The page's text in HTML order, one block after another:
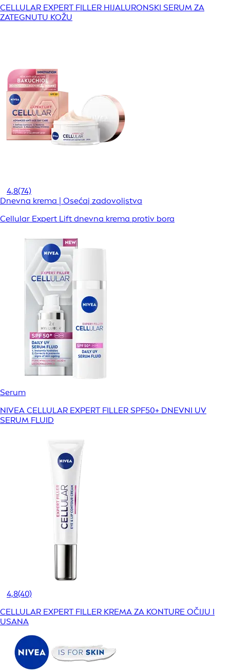
CELLULAR EXPERT FILLER HIJALURONSKI SERUM ZA
ZATEGNUTU KOŽU
4,8(74)
Dnevna krema | Osećaj zadovoljstva
Cellular Expert Lift dnevna krema protiv bora
Serum
NIVEA CELLULAR EXPERT FILLER SPF50+ DNEVNI UV
SERUM FLUID
4,8(40)
CELLULAR EXPERT FILLER KREMA ZA KONTURE OČIJU I
USANA